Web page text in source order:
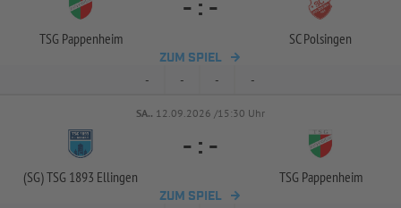
TSG Pappenheim
- : -
SC Polsingen
ZUM SPIEL
- - - -
SA.. 12.09.2026 /15:30 Uhr
(SG) TSG 1893 Ellingen
- : -
TSG Pappenheim
ZUM SPIEL